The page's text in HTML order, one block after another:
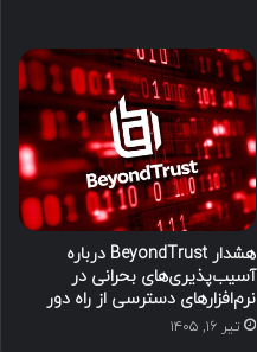
هشدار BeyondTrust درباره
آسیب‌پذیری‌های بحرانی در
نرم‌افزارهای دسترسی از راه دور
تیر ۱۶, ۱۴۰۵